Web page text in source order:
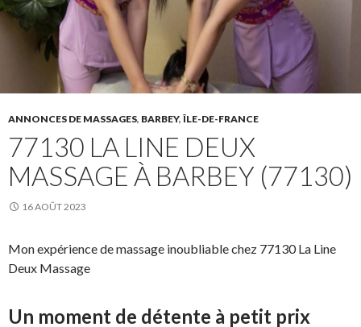
ANNONCES DE MASSAGES, BARBEY, ÎLE-DE-FRANCE
77130 LA LINE DEUX
MASSAGE À BARBEY (77130)
16 AOÛT 2023
Mon expérience de massage inoubliable chez 77130 La Line
Deux Massage
Un moment de détente à petit prix